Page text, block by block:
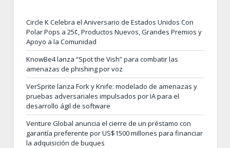
Circle K Celebra el Aniversario de Estados Unidos Con
Polar Pops a 25¢, Productos Nuevos, Grandes Premios y
Apoyo a la Comunidad
KnowBe4 lanza “Spot the Vish” para combatir las
amenazas de phishing por voz
VerSprite lanza Fork y Knife: modelado de amenazas y
pruebas adversariales impulsados por IA para el
desarrollo ágil de software
Venture Global anuncia el cierre de un préstamo con
garantía preferente por US$1500 millones para financiar
la adquisición de buques